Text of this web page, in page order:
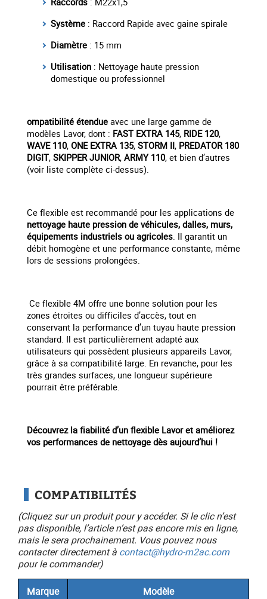
Système : Raccord Rapide avec gaine spirale
Diamètre : 15 mm
Utilisation : Nettoyage haute pression
domestique ou professionnel
ompatibilité étendue avec une large gamme de
modèles Lavor, dont : FAST EXTRA 145, RIDE 120,
WAVE 110, ONE EXTRA 135, STORM II, PREDATOR 180
DIGIT, SKIPPER JUNIOR, ARMY 110, et bien d’autres
(voir liste complète ci-dessus).
Ce flexible est recommandé pour les applications de
nettoyage haute pression de véhicules, dalles, murs,
équipements industriels ou agricoles. Il garantit un
débit homogène et une performance constante, même
lors de sessions prolongées.
Ce flexible 4M offre une bonne solution pour les
zones étroites ou difficiles d’accès, tout en
conservant la performance d’un tuyau haute pression
standard. Il est particulièrement adapté aux
utilisateurs qui possèdent plusieurs appareils Lavor,
grâce à sa compatibilité large. En revanche, pour les
très grandes surfaces, une longueur supérieure
pourrait être préférable.
Découvrez la fiabilité d’un flexible Lavor et améliorez
vos performances de nettoyage dès aujourd’hui !
COMPATIBILITÉS
(Cliquez sur un produit pour y accéder. Si le clic n’est
pas disponible, l’article n’est pas encore mis en ligne,
mais le sera prochainement. Vous pouvez nous
contacter directement à contact@hydro-m2ac.com
pour le commander)
Marque
Modèle